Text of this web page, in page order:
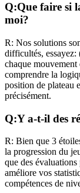
Q:Que faire si
moi?
R: Nos solutions
difficultés,
chaque mouvement
comprendre la
position de plateau
précisément.
Q:Y a-t-il des
R: Bien que 3
la progression du
que des
améliore vos
compétences de